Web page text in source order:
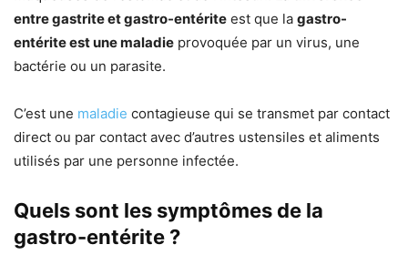
entre gastrite et gastro-entérite est que la gastro-
entérite est une maladie provoquée par un virus, une
bactérie ou un parasite.
C’est une maladie contagieuse qui se transmet par contact
direct ou par contact avec d’autres ustensiles et aliments
utilisés par une personne infectée.
Quels sont les symptômes de la
gastro-entérite ?